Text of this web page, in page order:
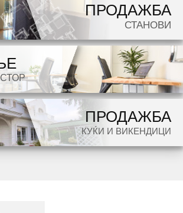
ПРОДАЖБА
СТАНОВИ
ПРОДАЖБА
КУЌИ И ВИКЕНДИЦИ